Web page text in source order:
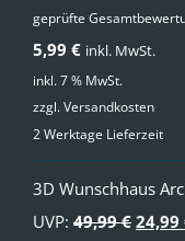
Bewertet
von 5
geprüfte
5,99 € inkl. MwSt.
inkl. 7 % MwSt.
zzgl.Versandkosten
2 Werktage Lieferzeit
3D Wunschhaus
UVP: 49,99€ 24,99